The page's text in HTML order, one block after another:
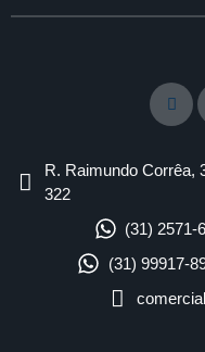
R. Raimundo Corrêa,
322
(31) 2571-
(31) 99917-